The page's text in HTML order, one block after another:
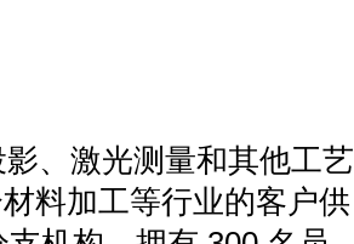
、激光测量和其他工艺
料加工等行业的客户供